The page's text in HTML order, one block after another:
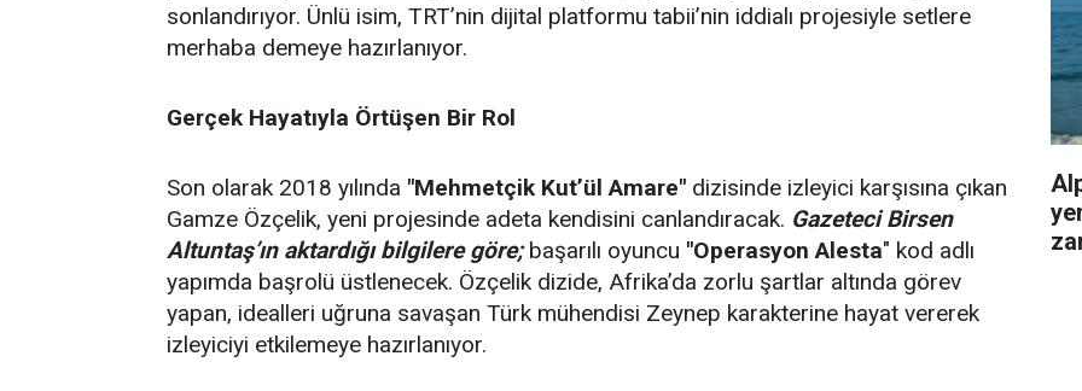
sonlandırıyor. Ünlü isim, TRT’nin dijital platformu tabii’nin iddialı projesiyle setlere
merhaba demeye hazırlanıyor.
Gerçek Hayatıyla Örtüşen Bir Rol
Son olarak 2018 yılında "Mehmetçik Kut’ül Amare" dizisinde izleyici karşısına çıkan
Gamze Özçelik, yeni projesinde adeta kendisini canlandıracak. Gazeteci Birsen
Altuntaş’ın aktardığı bilgilere göre;başarılı oyuncu "Operasyon Alesta" kod adlı
yapımda başrolü üstlenecek. Özçelik dizide, Afrika’da zorlu şartlar altında görev
yapan, idealleri uğruna savaşan Türk mühendisi Zeynep karakterine hayat vererek
izleyiciyi etkilemeye hazırlanıyor.